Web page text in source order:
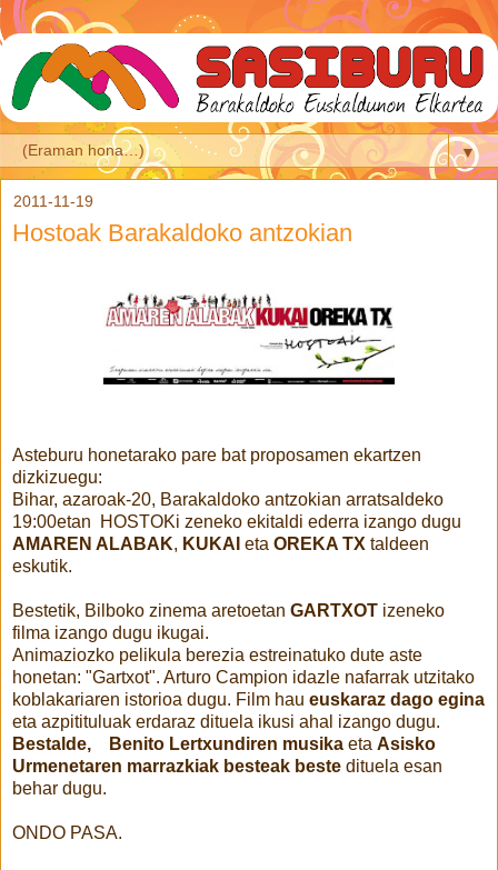
▼
2011-11-19
Hostoak Barakaldoko antzokian
Asteburu honetarako pare bat proposamen ekartzen
dizkizuegu:
Bihar, azaroak-20, Barakaldoko antzokian arratsaldeko
19:00etan HOSTOKi zeneko ekitaldi ederra izango dugu
AMAREN ALABAK, KUKAI eta OREKA TX taldeen
eskutik.
Bestetik, Bilboko zinema aretoetan GARTXOT izeneko
filma izango dugu ikugai.
Animaziozko pelikula berezia estreinatuko dute aste
honetan: "Gartxot". Arturo Campion idazle nafarrak utzitako
koblakariaren istorioa dugu. Film hau euskaraz dago egina
eta azpitituluak erdaraz dituela ikusi ahal izango dugu.
Bestalde, Benito Lertxundiren musika eta Asisko
Urmenetaren marrazkiak besteak beste dituela esan
behar dugu.
ONDO PASA.